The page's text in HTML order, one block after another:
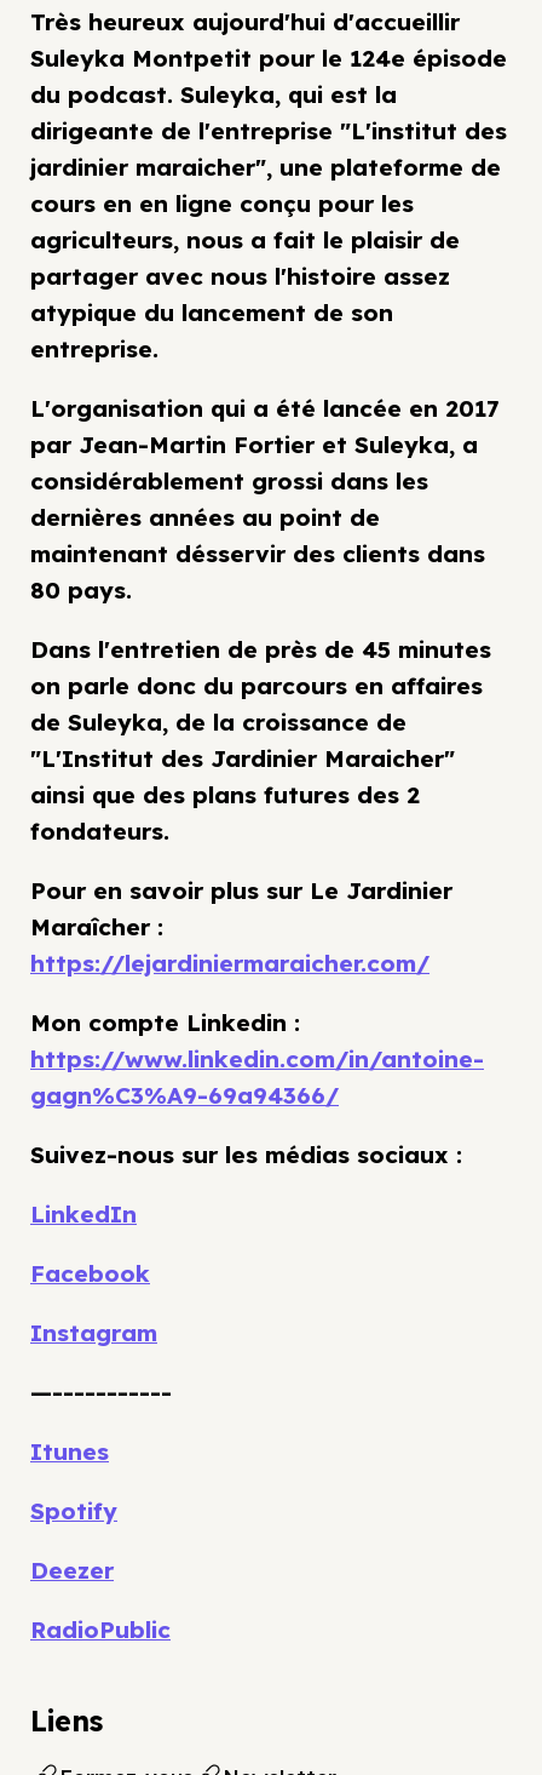
Très heureux aujourd'hui d'accueillir
Suleyka Montpetit pour le 124e épisode
du podcast. Suleyka, qui est la
dirigeante de l'entreprise "L'institut des
jardinier maraicher", une plateforme de
cours en en ligne conçu pour les
agriculteurs, nous a fait le plaisir de
partager avec nous l'histoire assez
atypique du lancement de son
entreprise.
L'organisation qui a été lancée en 2017
par Jean-Martin Fortier et Suleyka, a
considérablement grossi dans les
dernières années au point de
maintenant désservir des clients dans
80 pays.
Dans l'entretien de près de 45 minutes
on parle donc du parcours en affaires
de Suleyka, de la croissance de
"L'Institut des Jardinier Maraicher"
ainsi que des plans futures des 2
fondateurs.
Pour en savoir plus sur Le Jardinier
Maraîcher :
https://lejardiniermaraicher.com/
Mon compte Linkedin :
https://www.linkedin.com/in/antoine-
gagn%C3%A9-69a94366/
Suivez-nous sur les médias sociaux :
LinkedIn
Facebook
Instagram
—-----------
Itunes
Spotify
Deezer
RadioPublic
Liens